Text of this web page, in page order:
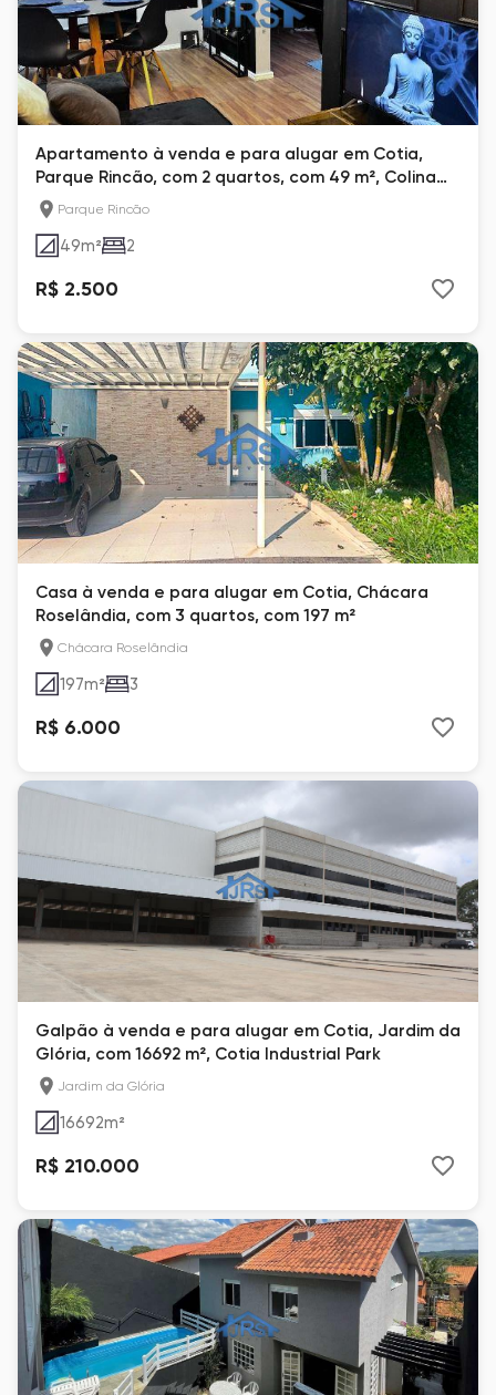
Apartamento à venda e para alugar em Cotia,
Parque Rincão, com 2 quartos, com 49 m², Colina
da Serra
Parque Rincão
49m² 2
R$ 2.500
Casa à venda e para alugar em Cotia, Chácara
Roselândia, com 3 quartos, com 197 m²
Chácara Roselândia
197m² 3
R$ 6.000
Galpão à venda e para alugar em Cotia, Jardim da
Glória, com 16692 m², Cotia Industrial Park
Jardim da Glória
16692m²
R$ 210.000